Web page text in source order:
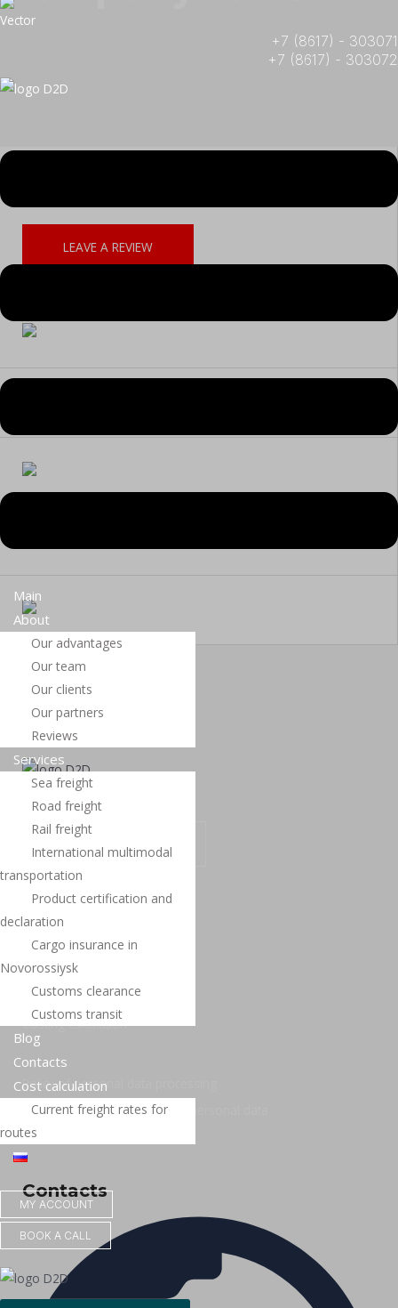
+7 (8617) - 303071
+7 (8617) - 303072
Main
About
Our advantages
Our team
Our clients
Our partners
Reviews
Services
Sea ​​freight
Road freight
Rail freight
International multimodal
transportation
Product certification and
declaration
Cargo insurance in
Novorossiysk
Customs clearance
Customs transit
Blog
Contacts
Сost calculation
Current freight rates for
routes
MY ACCOUNT
BOOK A CALL
LEAVE A REVIEW
D2D Logistics Group
ASK A QUESTION
Menu
Main
About the company
Services
Contacts
Costing calculation
Policy of personal data processing
Consent to the processing of personal data
Contacts